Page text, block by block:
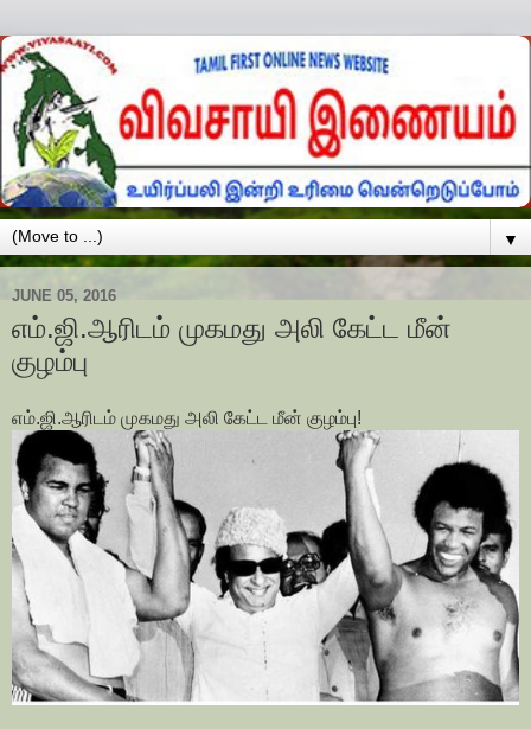
▼
JUNE 05, 2016
எம்.ஜி.ஆரிடம் முகமது அலி கேட்ட மீன்
குழம்பு
எம்.ஜி.ஆரிடம் முகமது அலி கேட்ட மீன் குழம்பு!